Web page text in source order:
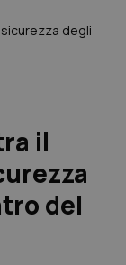
degli
il
del